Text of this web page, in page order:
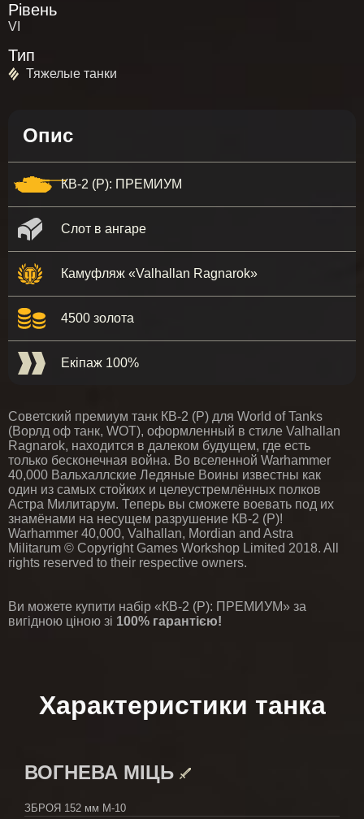
Рівень
VI
Тип
Тяжелые танки
Опис
КВ-2 (Р): ПРЕМИУМ
Слот в ангаре
Камуфляж «Valhallan Ragnarok»
4500 золота
Екіпаж 100%
Советский премиум танк КВ-2 (Р) для World of Tanks
(Ворлд оф танк, WOT), оформленный в стиле Valhallan
Ragnarok, находится в далеком будущем, где есть
только бесконечная война. Во вселенной Warhammer
40,000 Вальхаллские Ледяные Воины известны как
один из самых стойких и целеустремлённых полков
Астра Милитарум. Теперь вы сможете воевать под их
знамёнами на несущем разрушение КВ-2 (Р)!
Warhammer 40,000, Valhallan, Mordian and Astra
Militarum © Copyright Games Workshop Limited 2018. All
rights reserved to their respective owners.
Ви можете купити набір «КВ-2 (Р): ПРЕМИУМ» за
вигідною ціною зі 100% гарантією!
Характеристики танка
ВОГНЕВА МІЦЬ
ЗБРОЯ 152 мм М-10